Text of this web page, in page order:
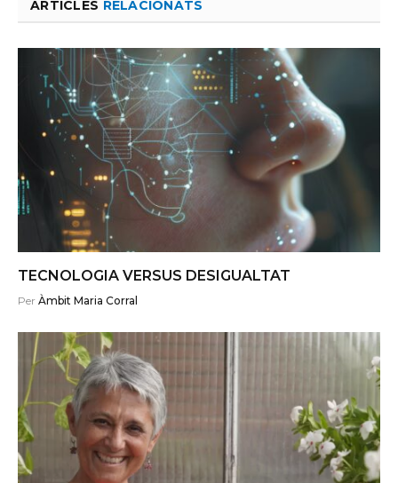
ARTICLES RELACIONATS
TECNOLOGIA VERSUS DESIGUALTAT
Per Àmbit Maria Corral